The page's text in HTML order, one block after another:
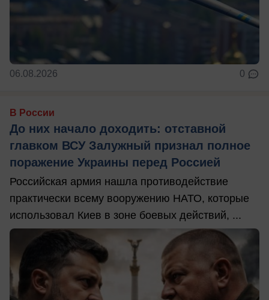
06.08.2026 0
В России
До них начало доходить: отставной
главком ВСУ Залужный признал полное
поражение Украины перед Россией
Российская армия нашла противодействие
практически всему вооружению НАТО, которые
использовал Киев в зоне боевых действий, ...